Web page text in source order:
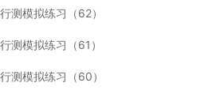
测模拟练习（62）
测模拟练习（61）
测模拟练习（60）